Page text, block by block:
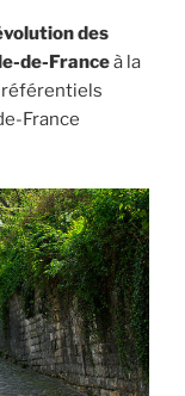
des
de-Franceà la
référentiels
France